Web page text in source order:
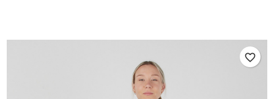
favorite_border